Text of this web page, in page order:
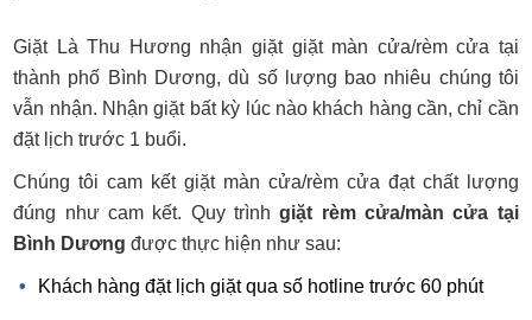
Giặt Là Thu Hương nhận giặt giặt màn cửa/rèm cửa tại
thành phố Bình Dương, dù số lượng bao nhiêu chúng tôi
vẫn nhận. Nhận giặt bất kỳ lúc nào khách hàng cần, chỉ cần
đặt lịch trước 1 buổi.
Chúng tôi cam kết giặt màn cửa/rèm cửa đạt chất lượng
đúng như cam kết. Quy trìnhgiặt rèm cửa/màn cửa tại
Bình Dương được thực hiện như sau:
Khách hàng đặt lịch giặt qua số hotline trước 60 phút